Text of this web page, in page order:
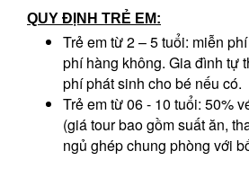
QUY ĐỊNH TRẺ EM:
Trẻ em từ 2 – 5 tuổi: miễn
phí hàng không. Gia đình tự
phí phát sinh cho bé nếu có.
Trẻ em từ 06 - 10 tuổi: 50%
(giá tour bao gồm suất ăn,
ngủ ghép chung phòng với